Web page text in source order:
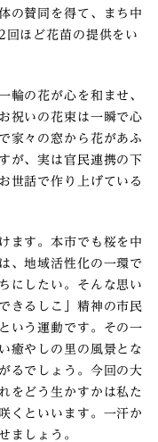
の賛同を得て、まち中
回ほど花苗の提供をい
輪の花が心を和ませ、
祝いの花束は一瞬で心
家々の窓から花があふ
が、実は官民連携の下
世話で作り上げている
ます。本市でも桜を中
、地域活性化の一環で
にしたい。そんな思い
きるしこ」精神の市民
いう運動です。その一
癒やしの里の風景とな
るでしょう。今回の大
をどう生かすかは私た
くといいます。一汗か
ましょう。